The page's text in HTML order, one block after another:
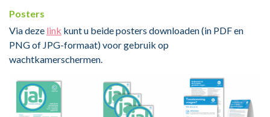
Posters
Via deze link kunt u beide posters downloaden (in PDF en
PNG of JPG-formaat) voor gebruik op
wachtkamerschermen.